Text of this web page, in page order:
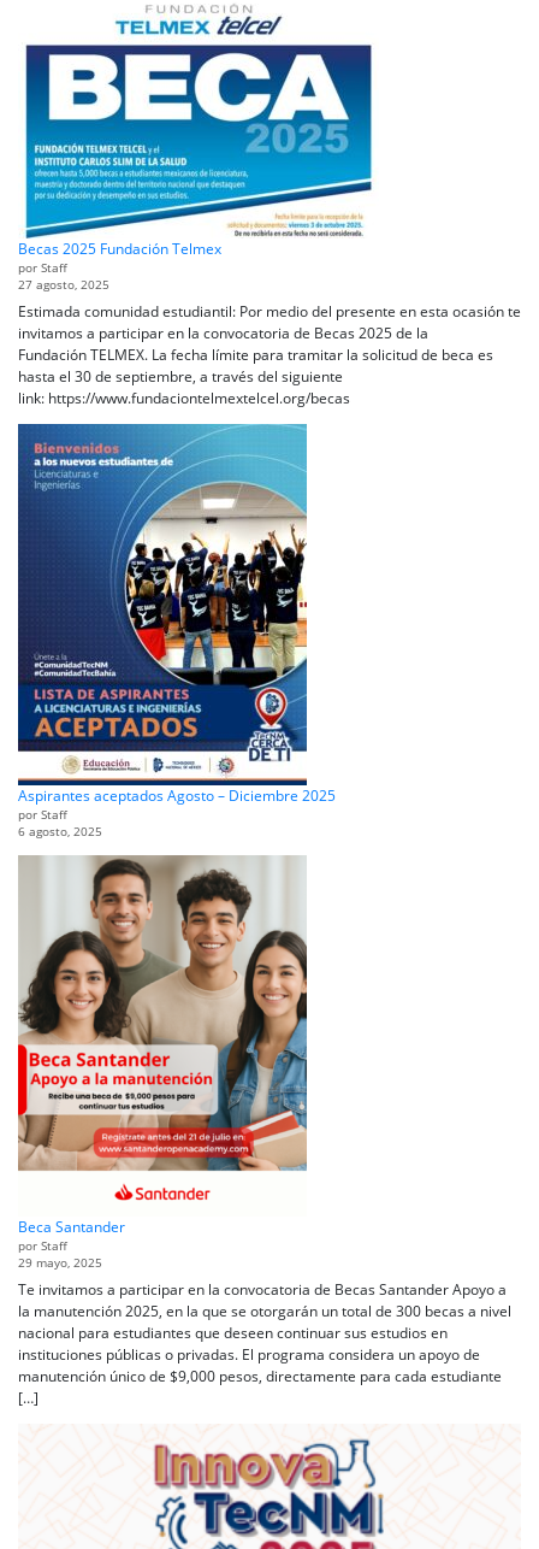
Becas 2025 Fundación Telmex
por Staff
27 agosto, 2025
Estimada comunidad estudiantil: Por medio del presente en esta ocasión te
invitamos a participar en la convocatoria de Becas 2025 de la
Fundación TELMEX. La fecha límite para tramitar la solicitud de beca es
hasta el 30 de septiembre, a través del siguiente
link: https://www.fundaciontelmextelcel.org/becas
Aspirantes aceptados Agosto – Diciembre 2025
por Staff
6 agosto, 2025
Beca Santander
por Staff
29 mayo, 2025
Te invitamos a participar en la convocatoria de Becas Santander Apoyo a
la manutención 2025, en la que se otorgarán un total de 300 becas a nivel
nacional para estudiantes que deseen continuar sus estudios en
instituciones públicas o privadas. El programa considera un apoyo de
manutención único de $9,000 pesos, directamente para cada estudiante
[…]